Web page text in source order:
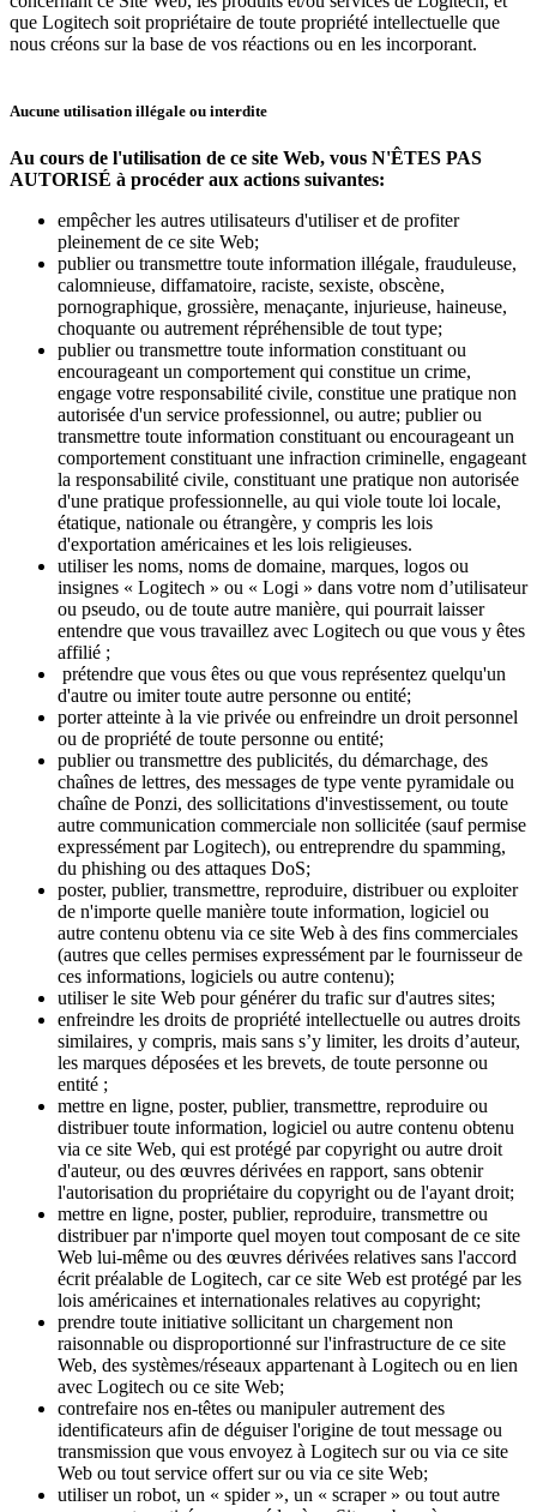
que Logitech soit propriétaire de toute propriété intellectuelle que
nous créons sur la base de vos réactions ou en les incorporant.
Aucune utilisation illégale ou interdite
Au cours de l'utilisation de ce site Web, vous N'ÊTES PAS
AUTORISÉ à procéder aux actions suivantes:
empêcher les autres utilisateurs d'utiliser et de profiter
pleinement de ce site Web;
publier ou transmettre toute information illégale, frauduleuse,
calomnieuse, diffamatoire, raciste, sexiste, obscène,
pornographique, grossière, menaçante, injurieuse, haineuse,
choquante ou autrement répréhensible de tout type;
publier ou transmettre toute information constituant ou
encourageant un comportement qui constitue un crime,
engage votre responsabilité civile, constitue une pratique non
autorisée d'un service professionnel, ou autre; publier ou
transmettre toute information constituant ou encourageant un
comportement constituant une infraction criminelle, engageant
la responsabilité civile, constituant une pratique non autorisée
d'une pratique professionnelle, au qui viole toute loi locale,
étatique, nationale ou étrangère, y compris les lois
d'exportation américaines et les lois religieuses.
utiliser les noms, noms de domaine, marques, logos ou
insignes « Logitech » ou « Logi » dans votre nom d’utilisateur
ou pseudo, ou de toute autre manière, qui pourrait laisser
entendre que vous travaillez avec Logitech ou que vous y êtes
affilié ;
prétendre que vous êtes ou que vous représentez quelqu'un
d'autre ou imiter toute autre personne ou entité;
porter atteinte à la vie privée ou enfreindre un droit personnel
ou de propriété de toute personne ou entité;
publier ou transmettre des publicités, du démarchage, des
chaînes de lettres, des messages de type vente pyramidale ou
chaîne de Ponzi, des sollicitations d'investissement, ou toute
autre communication commerciale non sollicitée (sauf permise
expressément par Logitech), ou entreprendre du spamming,
du phishing ou des attaques DoS;
poster, publier, transmettre, reproduire, distribuer ou exploiter
de n'importe quelle manière toute information, logiciel ou
autre contenu obtenu via ce site Web à des fins commerciales
(autres que celles permises expressément par le fournisseur de
ces informations, logiciels ou autre contenu);
utiliser le site Web pour générer du trafic sur d'autres sites;
enfreindre les droits de propriété intellectuelle ou autres droits
similaires, y compris, mais sans s’y limiter, les droits d’auteur,
les marques déposées et les brevets, de toute personne ou
entité ;
mettre en ligne, poster, publier, transmettre, reproduire ou
distribuer toute information, logiciel ou autre contenu obtenu
via ce site Web, qui est protégé par copyright ou autre droit
d'auteur, ou des œuvres dérivées en rapport, sans obtenir
l'autorisation du propriétaire du copyright ou de l'ayant droit;
mettre en ligne, poster, publier, reproduire, transmettre ou
distribuer par n'importe quel moyen tout composant de ce site
Web lui-même ou des œuvres dérivées relatives sans l'accord
écrit préalable de Logitech, car ce site Web est protégé par les
lois américaines et internationales relatives au copyright;
prendre toute initiative sollicitant un chargement non
raisonnable ou disproportionné sur l'infrastructure de ce site
Web, des systèmes/réseaux appartenant à Logitech ou en lien
avec Logitech ou ce site Web;
contrefaire nos en-têtes ou manipuler autrement des
identificateurs afin de déguiser l'origine de tout message ou
transmission que vous envoyez à Logitech sur ou via ce site
Web ou tout service offert sur ou via ce site Web;
utiliser un robot, un « spider », un « scraper » ou tout autre